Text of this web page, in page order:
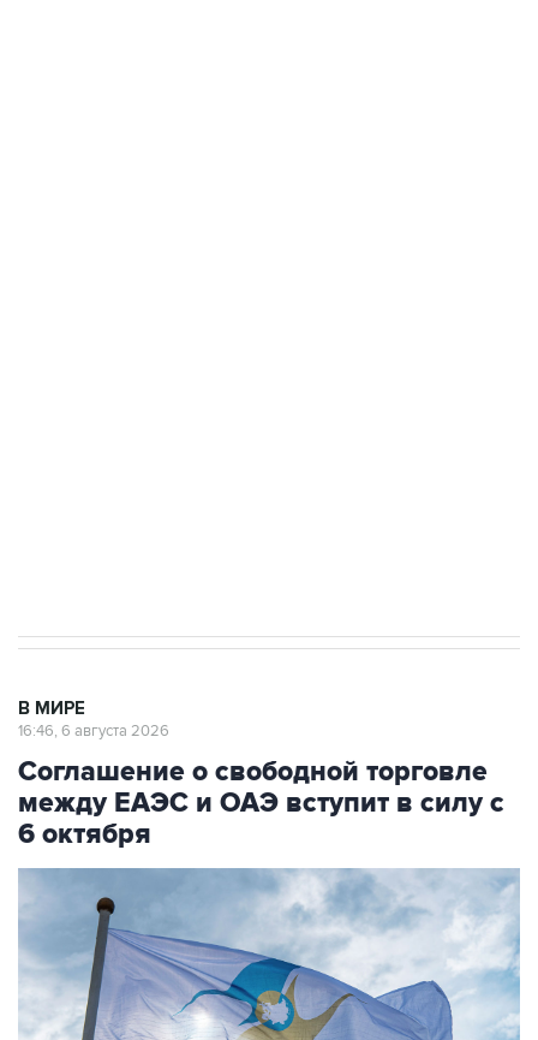
В МИРЕ
16:46, 6 августа 2026
Соглашение о свободной торговле
между ЕАЭС и ОАЭ вступит в силу с
6 октября